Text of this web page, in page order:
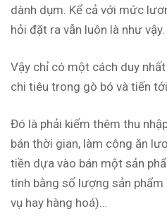
dành dụm. Kể cả với mức
hỏi đặt ra vẫn luôn là như vậy.
Vậy chỉ có một cách duy
chi tiêu trong gò bó và tiến
Đó là phải kiếm thêm thu
bán thời gian, làm công ăn
tiền dựa vào bán một sản
tính bằng số lượng sản
vụ hay hàng hoá)…